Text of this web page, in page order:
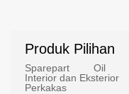
Produk Pilihan
Sparepart Oil
Interior dan Eksterior
Perkakas